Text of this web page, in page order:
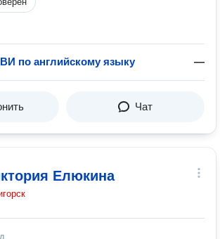
по английскому языку —
Чат
Елюкина